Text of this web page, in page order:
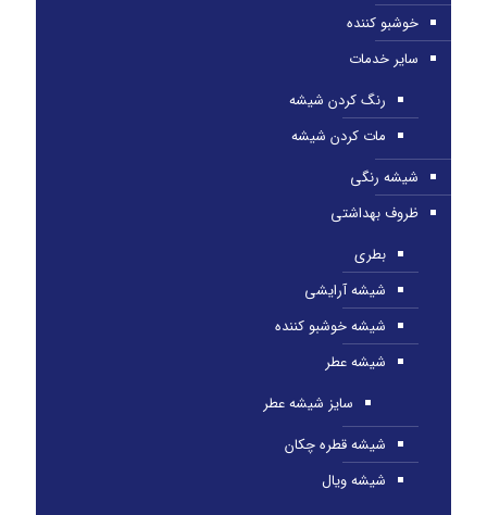
خوشبو کننده
سایر خدمات
رنگ کردن شیشه
مات کردن شیشه
شیشه رنگی
ظروف بهداشتی
بطری
شیشه آرایشی
شیشه خوشبو کننده
شیشه عطر
سایز شیشه عطر
شیشه قطره چکان
شیشه ویال